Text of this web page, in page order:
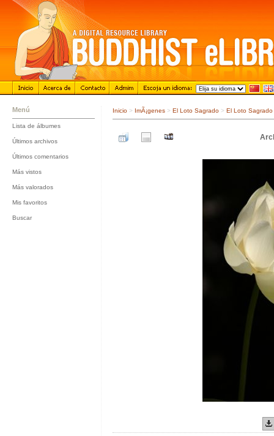
Menú
Lista de álbumes
Últimos archivos
Últimos comentarios
Más vistos
Más valorados
Mis favoritos
Buscar
Inicio> ImÃ¡genes> El Loto Sagrado> El Loto Sagrado